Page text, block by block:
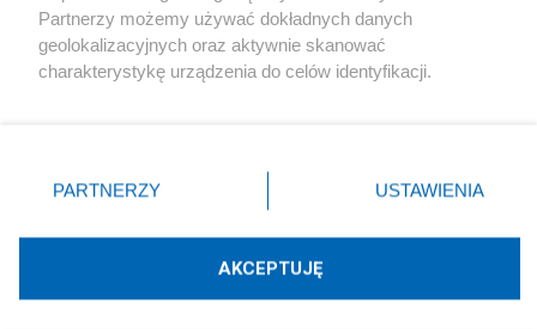
Technologię dostarcza:W3media.pl
Partnerzy możemy używać dokładnych danych
geolokalizacyjnych oraz aktywnie skanować
charakterystykę urządzenia do celów identyfikacji.
zmienić/wycofać klikając przycisk ustawień prywatności
znajdujący się w lewym dolnym rogu strony
rodzaje przetwarzania danych nie wymagają zgody
użytkownika, ale masz prawo sprzeciwić się takiemu
przetwarzaniu. Preferencje będą miały zastosowania tylko
PARTNERZY USTAWIENIA
AKCEPTUJĘ